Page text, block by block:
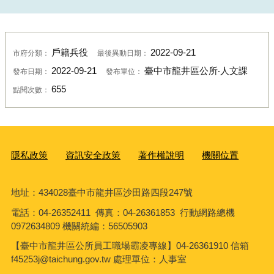
市府分類： 戶籍兵役 最後異動日期： 2022-09-21
發布日期： 2022-09-21 發布單位： 臺中市龍井區公所‧人文課
點閱次數： 655
隱私政策 資訊安全政策 著作權說明 機關位置
地址：434028臺中市龍井區沙田路四段247號
電話：04-26352411 傳真：04-26361853 行動網路總機
0972634809 機關統編：56505903
【臺中市龍井區公所員工職場霸凌專線】04-26361910 信箱
f45253j@taichung.gov.tw 處理單位：人事室